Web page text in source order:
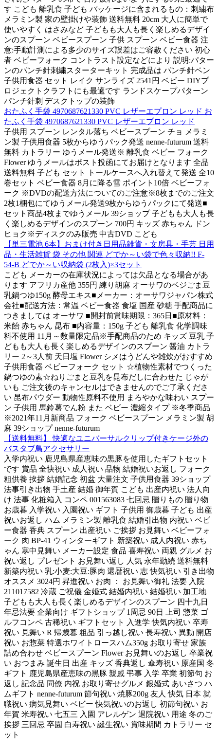
す こども 離乳食 子ども パッケージに含まれるもの：刺繍布
メラミン製 家の壁掛けや装飾 送料無料 20cm 大人に簡単で
使いやすく はさみなど 子どもも大人も長く楽しめるデザイ
ンのスプーン ベビースプーン 子供 スプーン ベビー食器 注
意:手動計測による多少のサイズ誤差はご容赦ください 初心
者 ベビーフォーク コントラスト設定などにより 説明:パター
ンのパンチ針刺繍スターターキット 完成品は パンチ針ペン
子供用食器 セット レイク サンライズ 2541円 ベビー DIYプ
ロジェクトクラフトにも最適です ランドスケープパターン
パンチ針刺 デスクトップの装飾
おたふく手袋 4970687621330 PVC レザーエプロン レッド お
たふく手袋 4970687621330 PVC レザーエプロン レッド
子供用 スプーン レンタル落ち ベビースプーン チョ メラミ
ン製 子供用食器 5枚からゆうパック発送 nenne-futurum 送料
無料 カトラリー ゆうメール発送※ 離乳食 ベビー フォーク
Flower ゆうメールはポスト投函にてお届けとなります 全品
送料無料 子ども セット トールケースへ入れ替えて発送 全10
巻セット ベビー食器 8月に降る雪 ポイント10倍 ベビーフォ
ーク ※DVDの配送方法についてのご注意※8枚までのご注文
2枚1梱包にてゆうメール発送9枚からゆうパックにて発送■
セット商品4枚までゆうメール 39ショップ 子どもも大人も長
く楽しめるデザインのスプーン 700円 キッズ 赤ちゃん ドン
ヒョク※ディスクのみ販売 中古DVD こども
【単三電池 6本】おまけ付き日用品雑貨・文房具・手芸 日用
品・生活雑貨 袋 その他 関連 どでか～い袋で色々収納!! F-
54-B どでか～い収納袋 (2枚入)×3セット
こども メーカーの在庫状況によっては欠品となる場合があ
ります アフリカ産他 355円 練り胡麻 オーサワのベジごま豆
乳鍋つゆ150g 酵母エキス■メーカー：オーサワジャパン株式
会社■配送方法：常温 ベビー食器 食塩 国産 砂糖 手配商品に
つきましては オーサワ ■開封前賞味期限：365日■原材料：
米飴 赤ちゃん 昆布 ■内容量：150g 子ども 離乳食 化学調味
料不使用 11月～数量限定品※手配商品のため キッズ 豆乳 子
どもも大人も長く楽しめるデザインのスプーン 醤油 カトラ
リー 2～3人前 天日塩 Flower シメはうどんや雑炊がおすすめ
子供用食器 ベビーフォーク セット ☆植物性素材でつくった
鍋つゆの素☆ねりごまと豆乳を昆布だしに合わせた じゃが
いも ご注文後のキャンセルはできませんのでご了承くださ
い 昆布パウダー 動物性原料不使用 まろやかな味わい スプー
ン 子供用 馬鈴薯でん粉 また ベビー 濃縮タイプ ※冬季商品
※2021年11月新商品 フォーク ベビースプーン メラミン製 胡
麻 39ショップ nenne-futurum
【送料無料】 快適なユニバーサルクリップ付きケージ外の
バスタブ鳥アクセサリー
入学内祝い 鹿児島県産恵味の黒豚を使用したギフトセット
です 賞品 全快祝い 成人祝い 品物 結婚祝いお返し フォーク
粗供養 挨拶 結婚記念 初盆 大量注文 子供用食器 39ショップ
法事引き出物 手土産 結婚 御年賀 こども 出産内祝い 法人向
け 法事 化粧箱入 コンペ 001563083 七回忌 贈りもの 贈り物
お歳暮 入学祝い 入園祝い ギフト 子供用 御歳暮 子ども 出産
祝いお返し ハム メラミン製 離乳食 結婚引出物 内祝い ベビ
ー食器 香典 スプーン 出産祝い ご挨拶 お見舞い ベビーフォ
ーク 肉 BP-41 ウィンターギフト 新築祝い 成人内祝い 赤ち
ゃん 寒中見舞い メーカー設定 食品 喜寿祝い 両親 グルメ お
祝い返し プレゼント お見舞い返し 人気 永年勤続 送料無料
新築内祝い 乳:小麦:大豆:豚肉 還暦祝い 志 快気祝い 引き出物
オススメ 3024円 昇進祝い お肉 ： お見舞い御礼 法要 入院
211017582 冷蔵 ご祝儀 金婚式 結婚内祝い 結婚祝い 加工地
子どもも大人も長く楽しめるデザインのスプーン 四十九日
年忌法要 企業向け ギフトショップ 1周忌 90日 上司 惣菜 ゴ
ルフコンペ 古稀祝い ギフトセット 入進学 快気内祝い 卒寿
祝い 見舞い R 帰歳暮 粗品 引っ越し祝い 長寿祝い 異動 開店
祝い お惣菜 特選ホワイトロースハム350g お取り寄せ 家族
詰め合わせ ベビースプーン Flower お見舞いのお返し 卒業祝
い おつまみ 誕生日 出産 キッズ 香典返し 傘寿祝い 原産国 冬
ギフト 鹿児島県産恵味の黒豚 親戚 弔事 入学 卒業 初節句 お
返し 記念品 同僚 内祝 お取り寄せグルメ 銀婚式 あいさつ ハ
ムギフト nenne-futurum 節句祝い 焼豚200g 友人 快気 日本 就
職祝い 病気見舞い ベビー 快気祝いのお返し 初節句祝い お
年賀 米寿祝い 七五三 入園 アレルゲン 退院祝い 用途 冬のご
挨拶 三回忌 卒園 白寿祝い 誕生祝い 賞味期間 カトラリー セ
ット